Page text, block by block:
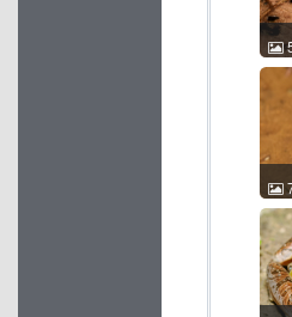
花
张
花
包